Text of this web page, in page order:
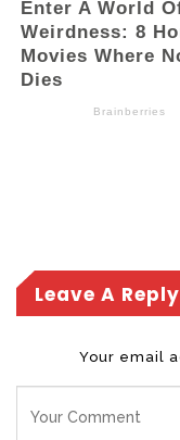
Leave A Reply
Your email